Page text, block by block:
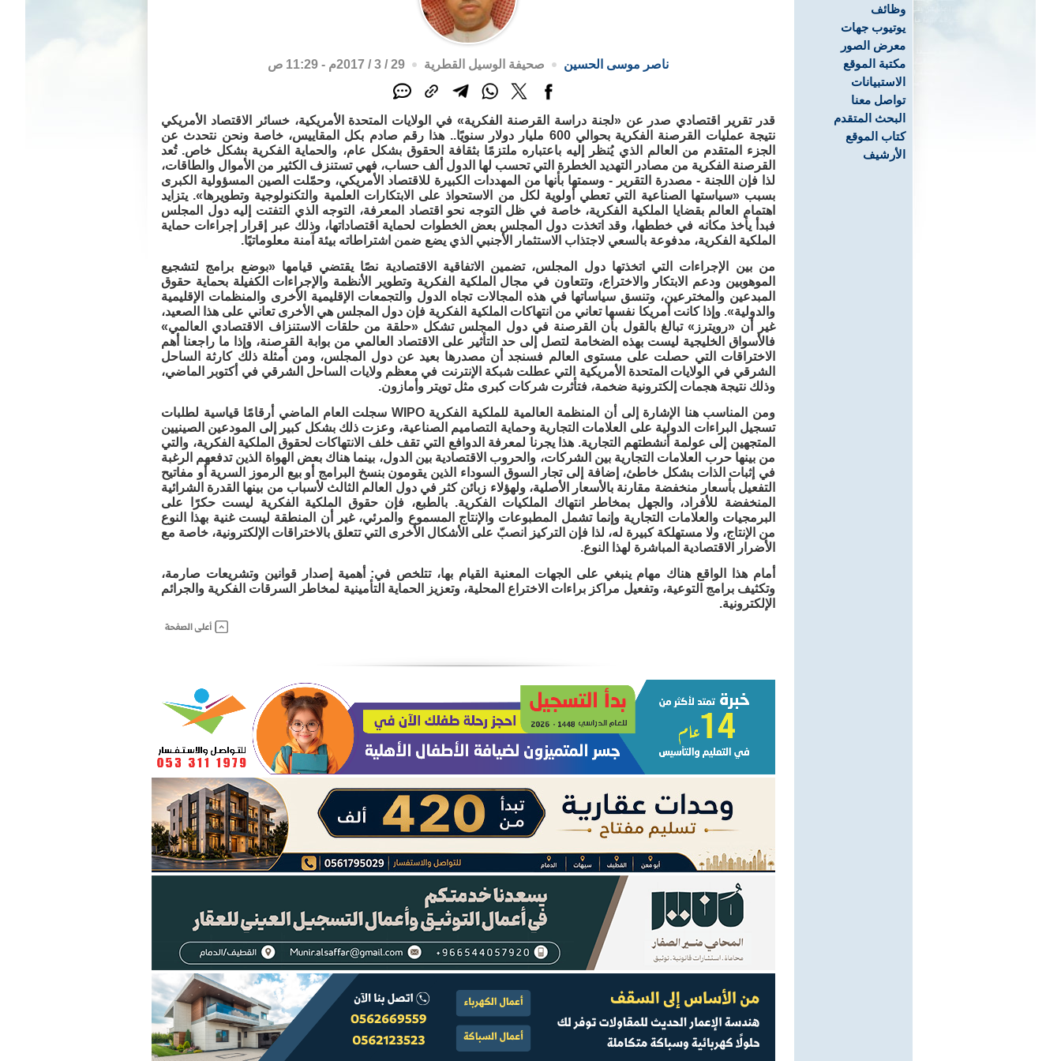
وظائف
يوتيوب جهات
معرض الصور
مكتبة الموقع
الاستبيانات
تواصل معنا
البحث المتقدم
كتاب الموقع
الأرشيف
ناصر موسى الحسين صحيفة الوسيل القطرية 29 / 3 / 2017م - 11:29 ص
قدر تقرير اقتصادي صدر عن «لجنة دراسة القرصنة الفكرية» في الولايات المتحدة الأمريكية، خسائر الاقتصاد الأمريكي
نتيجة عمليات القرصنة الفكرية بحوالي 600 مليار دولار سنويًا.. هذا رقم صادم بكل المقاييس، خاصة ونحن نتحدث عن
الجزء المتقدم من العالم الذي يُنظر إليه باعتباره ملتزمًا بثقافة الحقوق بشكل عام، والحماية الفكرية بشكل خاص. تُعد
القرصنة الفكرية من مصادر التهديد الخطرة التي تحسب لها الدول ألف حساب، فهي تستنزف الكثير من الأموال والطاقات،
لذا فإن اللجنة - مصدرة التقرير - وسمتها بأنها من المهددات الكبيرة للاقتصاد الأمريكي، وحمّلت الصين المسؤولية الكبرى
بسبب «سياستها الصناعية التي تعطي أولوية لكل من الاستحواذ على الابتكارات العلمية والتكنولوجية وتطويرها». يتزايد
اهتمام العالم بقضايا الملكية الفكرية، خاصة في ظل التوجه نحو اقتصاد المعرفة، التوجه الذي التفتت إليه دول المجلس
فبدأ يأخذ مكانه في خططها، وقد اتخذت دول المجلس بعض الخطوات لحماية اقتصاداتها، وذلك عبر إقرار إجراءات حماية
الملكية الفكرية، مدفوعة بالسعي لاجتذاب الاستثمار الأجنبي الذي يضع ضمن اشتراطاته بيئة آمنة معلوماتيًا.
من بين الإجراءات التي اتخذتها دول المجلس، تضمين الاتفاقية الاقتصادية نصًا يقتضي قيامها «بوضع برامج لتشجيع
الموهوبين ودعم الابتكار والاختراع، وتتعاون في مجال الملكية الفكرية وتطوير الأنظمة والإجراءات الكفيلة بحماية حقوق
المبدعين والمخترعين، وتنسق سياساتها في هذه المجالات تجاه الدول والتجمعات الإقليمية الأخرى والمنظمات الإقليمية
والدولية». وإذا كانت أمريكا نفسها تعاني من انتهاكات الملكية الفكرية فإن دول المجلس هي الأخرى تعاني على هذا الصعيد،
غير أن «رويترز» تبالغ بالقول بأن القرصنة في دول المجلس تشكل «حلقة من حلقات الاستنزاف الاقتصادي العالمي»
فالأسواق الخليجية ليست بهذه الضخامة لتصل إلى حد التأثير على الاقتصاد العالمي من بوابة القرصنة، وإذا ما راجعنا أهم
الاختراقات التي حصلت على مستوى العالم فسنجد أن مصدرها بعيد عن دول المجلس، ومن أمثلة ذلك كارثة الساحل
الشرقي في الولايات المتحدة الأمريكية التي عطلت شبكة الإنترنت في معظم ولايات الساحل الشرقي في أكتوبر الماضي،
وذلك نتيجة هجمات إلكترونية ضخمة، فتأثرت شركات كبرى مثل تويتر وأمازون.
ومن المناسب هنا الإشارة إلى أن المنظمة العالمية للملكية الفكرية WIPO سجلت العام الماضي أرقامًا قياسية لطلبات
تسجيل البراءات الدولية على العلامات التجارية وحماية التصاميم الصناعية، وعزت ذلك بشكل كبير إلى المودعين الصينيين
المتجهين إلى عولمة أنشطتهم التجارية. هذا يجرنا لمعرفة الدوافع التي تقف خلف الانتهاكات لحقوق الملكية الفكرية، والتي
من بينها حرب العلامات التجارية بين الشركات، والحروب الاقتصادية بين الدول، بينما هناك بعض الهواة الذين تدفعهم الرغبة
في إثبات الذات بشكل خاطئ، إضافة إلى تجار السوق السوداء الذين يقومون بنسخ البرامج أو بيع الرموز السرية أو مفاتيح
التفعيل بأسعار منخفضة مقارنة بالأسعار الأصلية، ولهؤلاء زبائن كثر في دول العالم الثالث لأسباب من بينها القدرة الشرائية
المنخفضة للأفراد، والجهل بمخاطر انتهاك الملكيات الفكرية. بالطبع، فإن حقوق الملكية الفكرية ليست حكرًا على
البرمجيات والعلامات التجارية وإنما تشمل المطبوعات والإنتاج المسموع والمرئي، غير أن المنطقة ليست غنية بهذا النوع
من الإنتاج، ولا مستهلكة كبيرة له، لذا فإن التركيز انصبّ على الأشكال الأخرى التي تتعلق بالاختراقات الإلكترونية، خاصة مع
الأضرار الاقتصادية المباشرة لهذا النوع.
أمام هذا الواقع هناك مهام ينبغي على الجهات المعنية القيام بها، تتلخص في: أهمية إصدار قوانين وتشريعات صارمة،
وتكثيف برامج التوعية، وتفعيل مراكز براءات الاختراع المحلية، وتعزيز الحماية التأمينية لمخاطر السرقات الفكرية والجرائم
الإلكترونية.